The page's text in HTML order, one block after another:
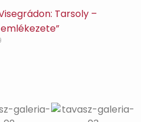
Tarsoly –